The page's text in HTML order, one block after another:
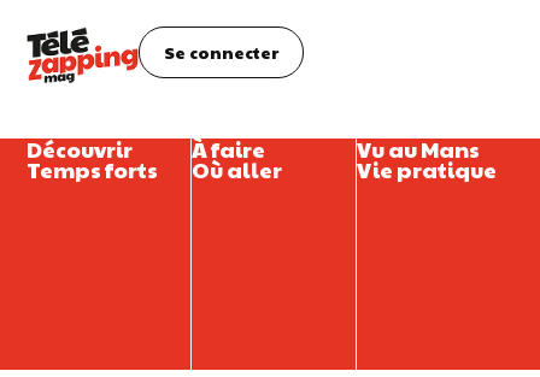
Se connecter
Découvrir
Temps forts
À faire
Où aller
Vu au Mans
Vie pratique